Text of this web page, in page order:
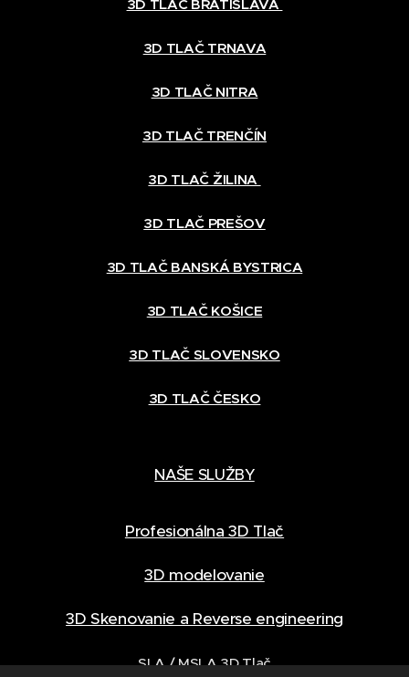
3D TLAČ BRATISLAVA
3D TLAČ TRNAVA
3D TLAČ NITRA
3D TLAČ TRENČÍN
3D TLAČ ŽILINA
3D TLAČ PREŠOV
3D TLAČ BANSKÁ BYSTRICA
3D TLAČ KOŠICE
3D TLAČ SLOVENSKO
3D TLAČ ČESKO
NAŠE SLUŽBY
Profesionálna 3D Tlač
3D modelovanie
3D Skenovanie a Reverse engineering
SLA / MSLA 3D Tlač